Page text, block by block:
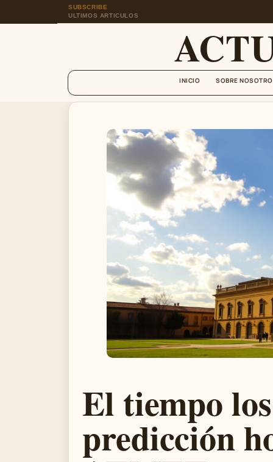
SUBSCRIBE
ULTIMOS ARTICULOS
INICIO SOBRE
El tiempo
predicción